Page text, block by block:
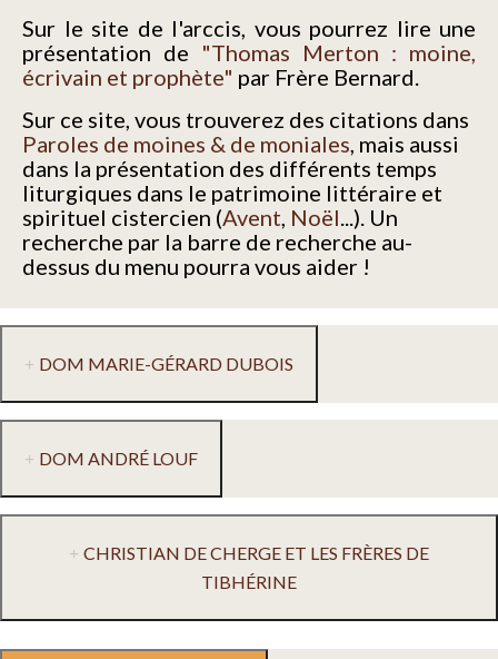
Sur le site de l'arccis, vous pourrez lire une
présentation de "Thomas Merton : moine,
écrivain et prophète" par Frère Bernard.
Sur ce site, vous trouverez des citations dans
Paroles de moines & de moniales, mais aussi
dans la présentation des différents temps
liturgiques dans le patrimoine littéraire et
spirituel cistercien (Avent, Noël...). Un
recherche par la barre de recherche au-
dessus du menu pourra vous aider !
DOM MARIE-GÉRARD DUBOIS
DOM ANDRÉ LOUF
CHRISTIAN DE CHERGE ET LES FRÈRES DE
TIBHÉRINE